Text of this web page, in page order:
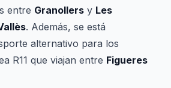
entre Granollers y Les
. Además, se está
alternativo para los
R11 que viajan entre Figueres